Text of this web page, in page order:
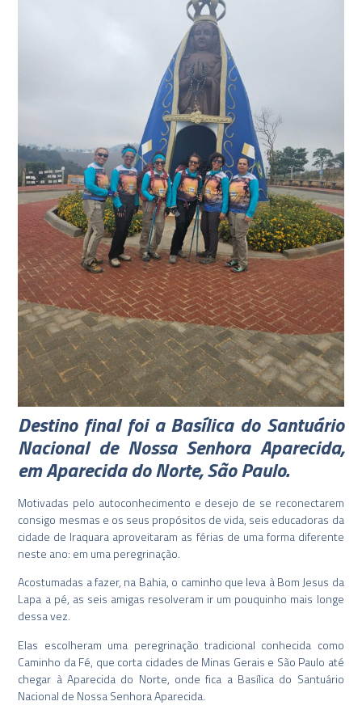
Destino final foi a Basílica do Santuário
Nacional de Nossa Senhora Aparecida,
em Aparecida do Norte, São Paulo.
Motivadas pelo autoconhecimento e desejo de se reconectarem
consigo mesmas e os seus propósitos de vida, seis educadoras da
cidade de Iraquara aproveitaram as férias de uma forma diferente
neste ano: em uma peregrinação.
Acostumadas a fazer, na Bahia, o caminho que leva à Bom Jesus da
Lapa a pé, as seis amigas resolveram ir um pouquinho mais longe
dessa vez.
Elas escolheram uma peregrinação tradicional conhecida como
Caminho da Fé, que corta cidades de Minas Gerais e São Paulo até
chegar à Aparecida do Norte, onde fica a Basílica do Santuário
Nacional de Nossa Senhora Aparecida.